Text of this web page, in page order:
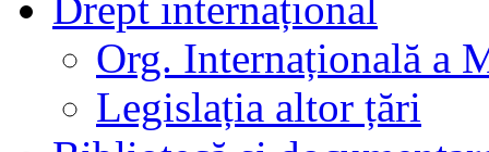
Org. Internațională a
Legislația altor țări